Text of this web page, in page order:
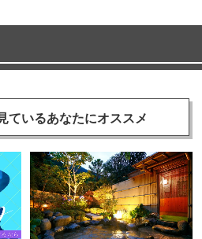
ているあなたにオススメ